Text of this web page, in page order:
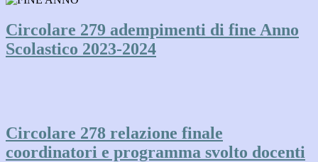
Circolare 279 adempimenti di fine Anno
Scolastico 2023-2024
Circolare 278 relazione finale
coordinatori e programma svolto docenti